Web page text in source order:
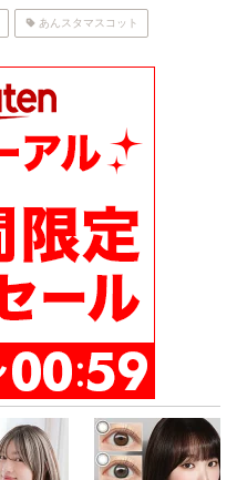
あんスタマスコット